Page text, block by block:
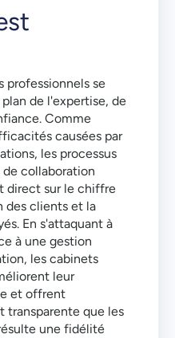
professionnels se
de l'expertise, de
Comme
causées par
les processus
collaboration
direct sur le chiffre
des clients et la
En s'attaquant à
à une gestion
les cabinets
leur
et offrent
transparente que les
une fidélité